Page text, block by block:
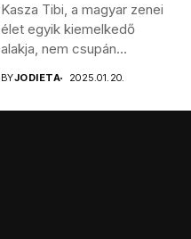
Kasza Tibi, a magyar zenei
élet egyik kiemelkedő
alakja, nem csupán
BYJODIETA 2025.01.20.